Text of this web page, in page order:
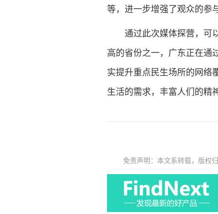
等，进一步增强了观众的参
通过此次媒体探营，可以
高的省份之一，广东正在通
实提升重点民生场所的网络
生活的需求，丰富人们的精
免责声明：本文系转载，版权